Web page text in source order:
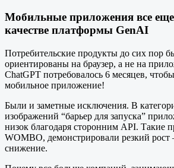
Мобильные приложения все
качестве платформы GenAI
Потребительские продукты до сих пор
ориентированы на браузер, а не на
ChatGPT потребовалось 6 месяцев,
мобильное приложение!
Были и заметные исключения. В
изображений “барьер для запуска”
низок благодаря сторонним API. Такие
WOMBO, демонстрировали резкий рост
снижение.